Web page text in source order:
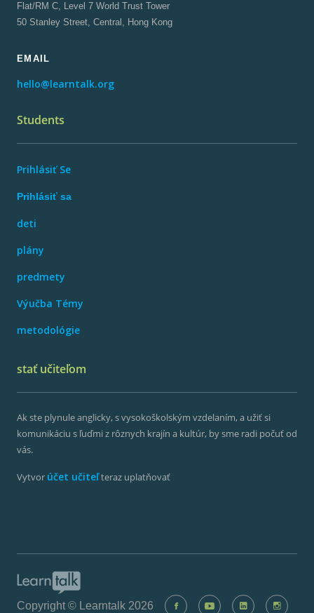
Flat/RM C, Level 7 World Trust Tower
50 Stanley Street, Central, Hong Kong
EMAIL
hello@learntalk.org
Students
Prihlásiť Se
Prihlásiť sa
deti
plány
predmety
Výučba Témy
metodológie
stať učiteľom
Ak ste plynule anglicky, s vysokoškolským vzdelaním, a užiť si
komunikáciu s ľuďmi z rôznych krajín a kultúr, by sme radi počuť od
vás.
Vytvor účet učiteľteraz uplatňovať
Copyright © Learntalk 2026